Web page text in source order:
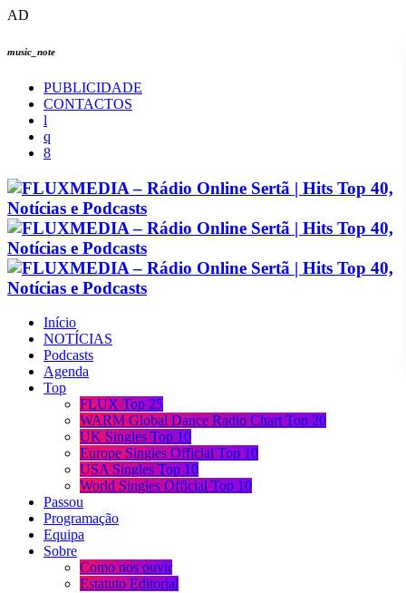
AD
music_note
PUBLICIDADE
CONTACTOS
Início
NOTÍCIAS
Podcasts
Agenda
Top
FLUX Top 25
WARM Global Dance Radio Chart Top 20
UK Singles Top 10
Europe Singles Official Top 10
USA Singles Top 10
World Singles Official Top 10
Passou
Programação
Equipa
Sobre
Como nos ouvir
Estatuto Editorial